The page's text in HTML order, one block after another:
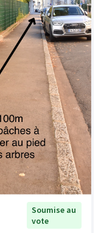
Soumise au
vote